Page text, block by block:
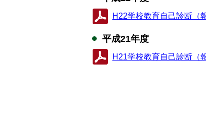
H22学校教育自己診断（
平成21年度
H21学校教育自己診断（